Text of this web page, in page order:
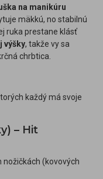
na manikúru
mäkkú, no stabilnú
ruka prestane klásť
výšky, takže vy sa
chrbtica.
každý má svoje
– Hit
(kovových